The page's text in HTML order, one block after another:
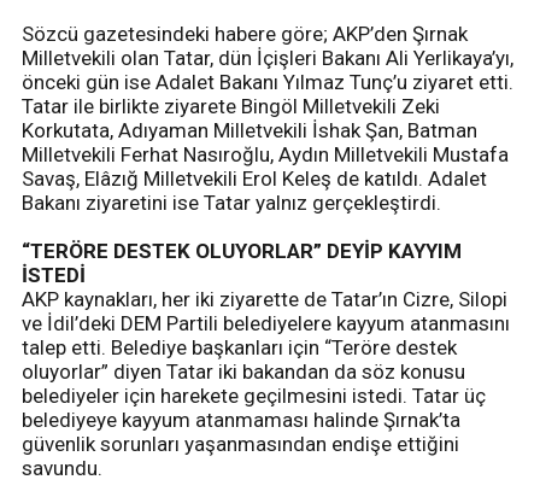
Sözcü gazetesindeki habere göre; AKP’den Şırnak
Milletvekili olan Tatar, dün İçişleri Bakanı Ali Yerlikaya’yı,
önceki gün ise Adalet Bakanı Yılmaz Tunç’u ziyaret etti.
Tatar ile birlikte ziyarete Bingöl Milletvekili Zeki
Korkutata, Adıyaman Milletvekili İshak Şan, Batman
Milletvekili Ferhat Nasıroğlu, Aydın Milletvekili Mustafa
Savaş, Elâzığ Milletvekili Erol Keleş de katıldı. Adalet
Bakanı ziyaretini ise Tatar yalnız gerçekleştirdi.
“TERÖRE DESTEK OLUYORLAR” DEYİP KAYYIM
İSTEDİ
AKP kaynakları, her iki ziyarette de Tatar’ın Cizre, Silopi
ve İdil’deki DEM Partili belediyelere kayyum atanmasını
talep etti. Belediye başkanları için “Teröre destek
oluyorlar” diyen Tatar iki bakandan da söz konusu
belediyeler için harekete geçilmesini istedi. Tatar üç
belediyeye kayyum atanmaması halinde Şırnak’ta
güvenlik sorunları yaşanmasından endişe ettiğini
savundu.